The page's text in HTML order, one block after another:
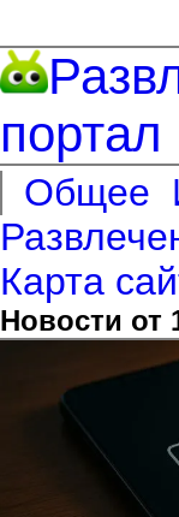
портал
Общее
Карта
Новости от